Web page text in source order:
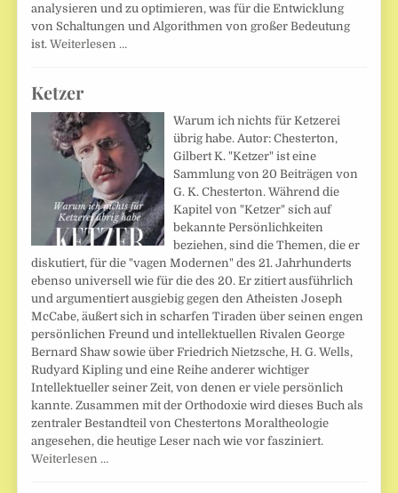
analysieren und zu optimieren, was für die Entwicklung
von Schaltungen und Algorithmen von großer Bedeutung
ist.Weiterlesen …
Ketzer
Warum ich nichts für Ketzerei
übrig habe. Autor: Chesterton,
Gilbert K. "Ketzer" ist eine
Sammlung von 20 Beiträgen von
G. K. Chesterton. Während die
Kapitel von "Ketzer" sich auf
bekannte Persönlichkeiten
beziehen, sind die Themen, die er
diskutiert, für die "vagen Modernen" des 21. Jahrhunderts
ebenso universell wie für die des 20. Er zitiert ausführlich
und argumentiert ausgiebig gegen den Atheisten Joseph
McCabe, äußert sich in scharfen Tiraden über seinen engen
persönlichen Freund und intellektuellen Rivalen George
Bernard Shaw sowie über Friedrich Nietzsche, H. G. Wells,
Rudyard Kipling und eine Reihe anderer wichtiger
Intellektueller seiner Zeit, von denen er viele persönlich
kannte. Zusammen mit der Orthodoxie wird dieses Buch als
zentraler Bestandteil von Chestertons Moraltheologie
angesehen, die heutige Leser nach wie vor fasziniert.
Weiterlesen …